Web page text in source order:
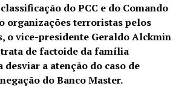
do PCC e do Comando
organizações terroristas pelos
o vice-presidente Geraldo Alckmin
de factoide da família
desviar a atenção do caso de
do Banco Master.